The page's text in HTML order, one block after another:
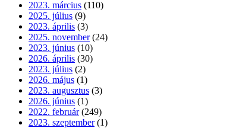
2023. március (110)
2025. július (9)
2023. április (3)
2025. november (24)
2023. június (10)
2026. április (30)
2023. július (2)
2026. május (1)
2023. augusztus (3)
2026. június (1)
2022. február (249)
2023. szeptember (1)